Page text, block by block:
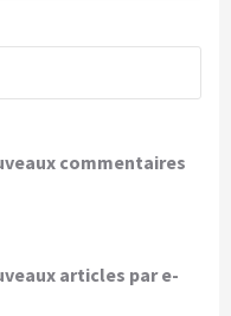
commentaires
articles par e-